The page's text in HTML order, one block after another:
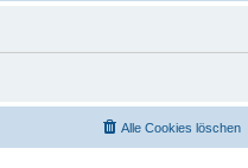
Alle Cookies löschen